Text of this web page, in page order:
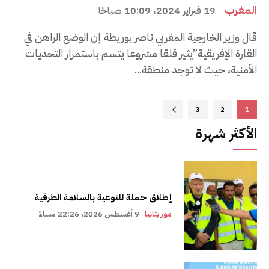
المغرب 19 فبراير 2024، 10:09 صباحًا
قال وزير الخارجية المغربي ناصر بوريطة إن الوضع الراهن في
القارة الإفريقية”يثير قلقا مشروعا يتسم باستمرار التحديات
الأمنية، حيث لا توجد منطقة...
1
2
3
الأكثر شهرة
إطلاق حملة للتوعية بالسلامة الطرقية
موريتانيا 9 أغسطس 2026، 22:26 مساءً